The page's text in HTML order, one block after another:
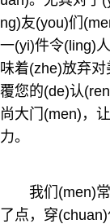
ng)友(you)们
一(yi)件令(ling)
味着(zhe)放弃
覆您的(de)认
尚大门(men)，
力。
我们(men)
了点，穿